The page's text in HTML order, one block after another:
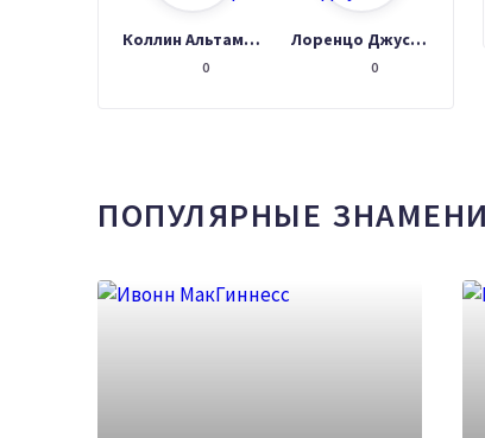
Коллин Альтамирано
0
Лоренцо Джустино
0
ПОПУЛЯРНЫЕ